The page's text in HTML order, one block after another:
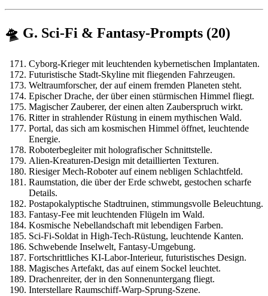
🛸 G. Sci-Fi & Fantasy-Prompts (20)
Cyborg-Krieger mit leuchtenden kybernetischen Implantaten.
Futuristische Stadt-Skyline mit fliegenden Fahrzeugen.
Weltraumforscher, der auf einem fremden Planeten steht.
Epischer Drache, der über einen stürmischen Himmel fliegt.
Magischer Zauberer, der einen alten Zauberspruch wirkt.
Ritter in strahlender Rüstung in einem mythischen Wald.
Portal, das sich am kosmischen Himmel öffnet, leuchtende
Energie.
Roboterbegleiter mit holografischer Schnittstelle.
Alien-Kreaturen-Design mit detaillierten Texturen.
Riesiger Mech-Roboter auf einem nebligen Schlachtfeld.
Raumstation, die über der Erde schwebt, gestochen scharfe
Details.
Postapokalyptische Stadtruinen, stimmungsvolle Beleuchtung.
Fantasy-Fee mit leuchtenden Flügeln im Wald.
Kosmische Nebellandschaft mit lebendigen Farben.
Sci-Fi-Soldat in High-Tech-Rüstung, leuchtende Kanten.
Schwebende Inselwelt, Fantasy-Umgebung.
Fortschrittliches KI-Labor-Interieur, futuristisches Design.
Magisches Artefakt, das auf einem Sockel leuchtet.
Drachenreiter, der in den Sonnenuntergang fliegt.
Interstellare Raumschiff-Warp-Sprung-Szene.